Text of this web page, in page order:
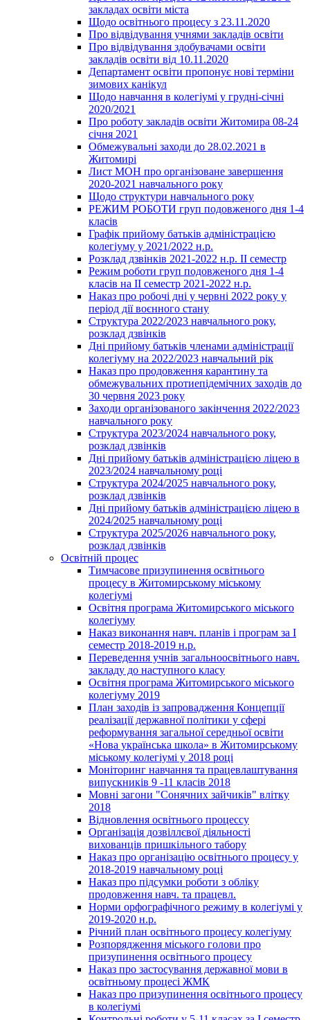
закладах освіти міста
Щодо освітнього процесу з 23.11.2020
Про відвідування учнями закладів освіти
Про відвідування здобувачами освіти
закладів освіти від 10.11.2020
Департамент освіти пропонує нові терміни
зимових канікул
Щодо навчання в колегіумі у грудні-січні
2020/2021
Про роботу закладів освіти Житомира 08-24
січня 2021
Обмежувальні заходи до 28.02.2021 в
Житомирі
Лист МОН про організоване завершення
2020-2021 навчального року
Щодо структури навчального року
РЕЖИМ РОБОТИ груп подовженого дня 1-4
класів
Графік прийому батьків адміністрацією
колегіуму у 2021/2022 н.р.
Розклад дзвінків 2021-2022 н.р. ІІ семестр
Режим роботи груп подовженого дня 1-4
класів на ІІ семестр 2021-2022 н.р.
Наказ про робочі дні у червні 2022 року у
період дії воєнного стану
Структура 2022/2023 навчального року,
розклад дзвінків
Дні прийому батьків членами адміністрації
колегіуму на 2022/2023 навчальний рік
Наказ про продовження карантину та
обмежувальних протиепідемічних заходів до
30 червня 2023 року
Заходи організованого закінчення 2022/2023
навчального року
Структура 2023/2024 навчального року,
розклад дзвінків
Дні прийому батьків адміністрацією ліцею в
2023/2024 навчальному році
Структура 2024/2025 навчального року,
розклад дзвінків
Дні прийому батьків адміністрацією ліцею в
2024/2025 навчальному році
Структура 2025/2026 навчального року,
розклад дзвінків
Освітній процес
Тимчасове призупинення освітнього
процесу в Житомирському міському
колегіумі
Освітня програма Житомирського міського
колегіуму
Наказ виконання навч. планів і програм за І
семестр 2018-2019 н.р.
Переведення учнів загальноосвітнього навч.
закладу до наступного класу
Освітня програма Житомирського міського
колегіуму 2019
План заходів із запровадження Концепції
реалізації державної політики у сфері
реформування загальної середньої освіти
«Нова українська школа» в Житомирському
міському колегіумі у 2018 році
Моніторинг навчання та працевлаштування
випускників 9 -11 класів 2018
Мовні загони "Сонячних зайчиків" влітку
2018
Відновлення освітнього процессу
Організація дозвіллєвої діяльності
вихованців пришкільного табору
Наказ про організацію освітнього процесу у
2018-2019 навчальному році
Наказ про підсумки роботи з обліку
продовження навч. та працевл.
Норми орфографічного режиму в колегіумі у
2019-2020 н.р.
Річний план освітнього процесу колегіуму
Розпорядження міського голови про
призупинення освітнього процесу
Наказ про застосування державної мови в
освітньому процесі ЖМК
Наказ про призупинення освітнього процесу
в колегіумі